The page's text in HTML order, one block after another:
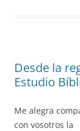
Desde la
Estudio
Me alegra
con vosotros la